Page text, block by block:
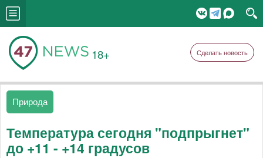
18+ Сделать новость
Природа
Температура сегодня "подпрыгнет"
до +11 - +14 градусов